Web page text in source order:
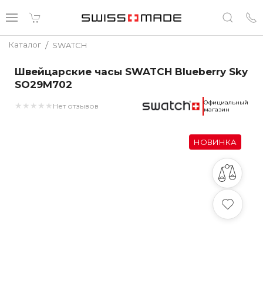
Каталог / SWATCH
Швейцарские часы SWATCH Blueberry Sky
SO29M702
★ ★ ★ ★ ★ Нет отзывов
Официальный
магазин
НОВИНКА